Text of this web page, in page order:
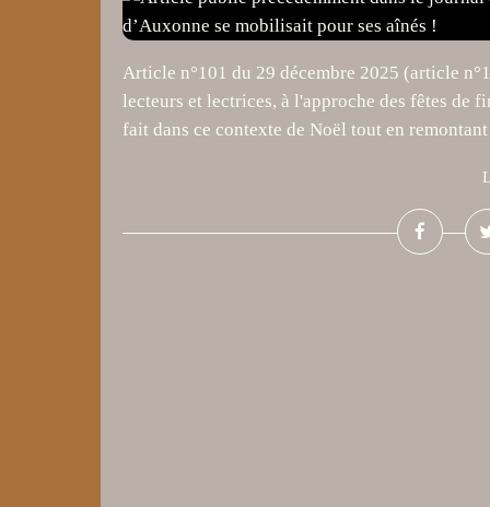
Article n°101 du 29 décembre 2025 (article
lecteurs et lectrices, à l'approche des fêtes de
fait dans ce contexte de Noël tout en